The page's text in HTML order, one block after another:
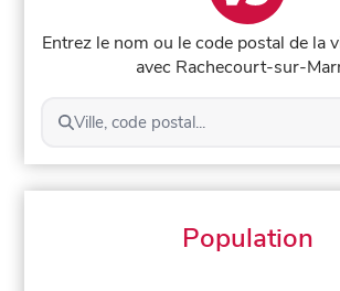
Entrez le nom ou le code postal de la
avec Rachecourt-sur-
Ville, code postal...
Population